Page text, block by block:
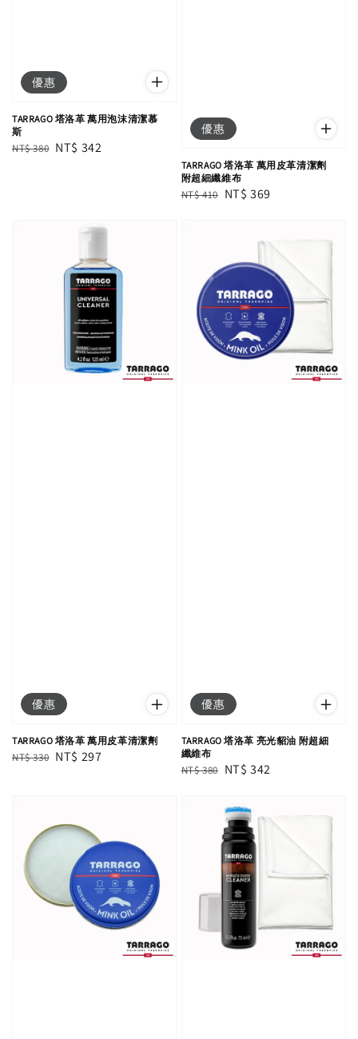
優惠
TARRAGO 塔洛革 萬用泡沫清潔慕
斯
Regular
NT$ 380 Sale
NT$ 342
優惠
TARRAGO 塔洛革 萬用皮革清潔劑
附超細纖維布
Regular
NT$ 410 Sale
NT$ 369
優惠
TARRAGO 塔洛革 萬用皮革清潔劑
Regular
NT$ 330 Sale
NT$ 297
優惠
TARRAGO 塔洛革 亮光貂油 附超細
纖維布
Regular
NT$ 380 Sale
NT$ 342